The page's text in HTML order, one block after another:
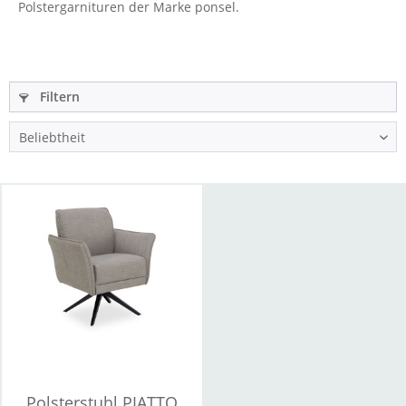
Polstergarnituren der Marke ponsel.
Filtern